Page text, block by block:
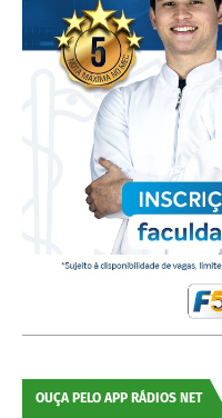
OUÇA PELO APP RÁDIOS NET